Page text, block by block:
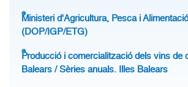
Ministeri d'Agricultura, Pesca i Alimentació
(DOP/IGP/ETG)
Producció i comercialització dels vins de
Balears / Sèries anuals. Illes Balears